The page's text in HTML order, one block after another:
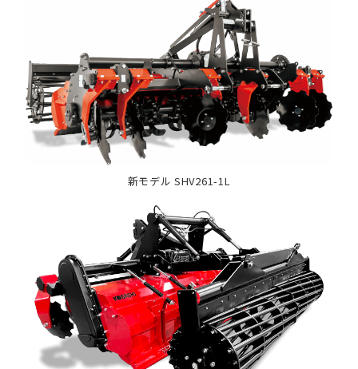
新モデル SHV261-1L